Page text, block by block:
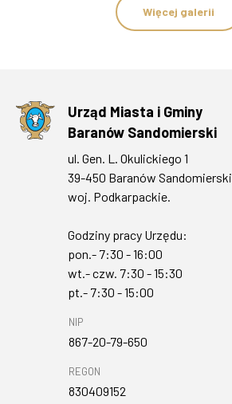
Więcej galerii
Urząd Miasta i Gminy
Baranów Sandomierski
ul. Gen. L. Okulickiego 1
39-450 Baranów Sandomierski
woj. Podkarpackie.
Godziny pracy Urzędu:
pon.- 7:30 - 16:00
wt.- czw. 7:30 - 15:30
pt.- 7:30 - 15:00
NIP
867-20-79-650
REGON
830409152